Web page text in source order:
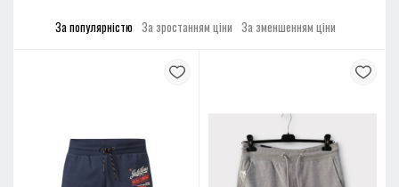
За популярністю За зростанням ціни За зменшенням ціни